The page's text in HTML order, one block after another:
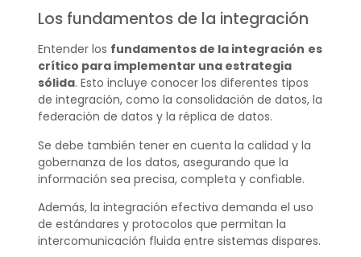
Los fundamentos de la integración
Entender los fundamentos de la integración es
crítico para implementar una estrategia
sólida. Esto incluye conocer los diferentes tipos
de integración, como la consolidación de datos, la
federación de datos y la réplica de datos.
Se debe también tener en cuenta la calidad y la
gobernanza de los datos, asegurando que la
información sea precisa, completa y confiable.
Además, la integración efectiva demanda el uso
de estándares y protocolos que permitan la
intercomunicación fluida entre sistemas dispares.